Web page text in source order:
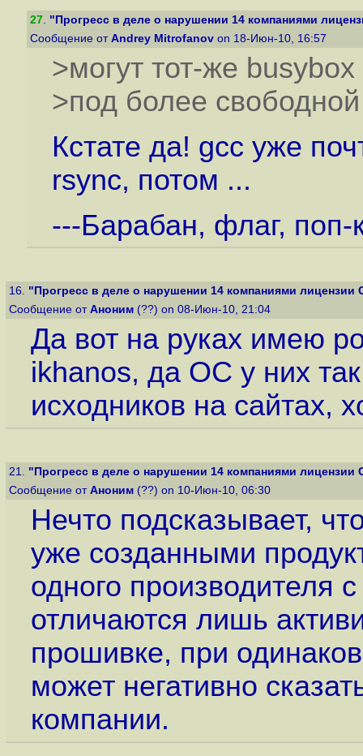
27. "Прогресс в деле о нарушении 14 компаниями
Сообщение от Andrey Mitrofanov on 18-Июн-10, 16:57
>могут тот-же busybox
>под более
Кстате да! gcc уже
rsync, потом ...
---Барабан, флаг, поп-
16. "Прогресс в деле о нарушении 14 компаниями лицензии
Сообщение от Аноним (??) on 08-Июн-10, 21:04
Да вот на руках имею
ikhanos, да ОС у них
исходников на сайтах,
21. "Прогресс в деле о нарушении 14 компаниями лицензии
Сообщение от Аноним (??) on 10-Июн-10, 06:30
Нечто подсказывает,
уже созданными
одного производителя
отличаются лишь
прошивке, при
может негативно
компании.